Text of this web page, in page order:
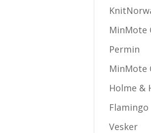
MinMote
Permin
MinMote
Holme &
Flamingo
Vesker